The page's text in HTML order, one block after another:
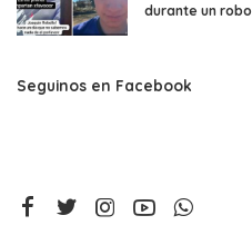
durante un robo
Seguinos en Facebook